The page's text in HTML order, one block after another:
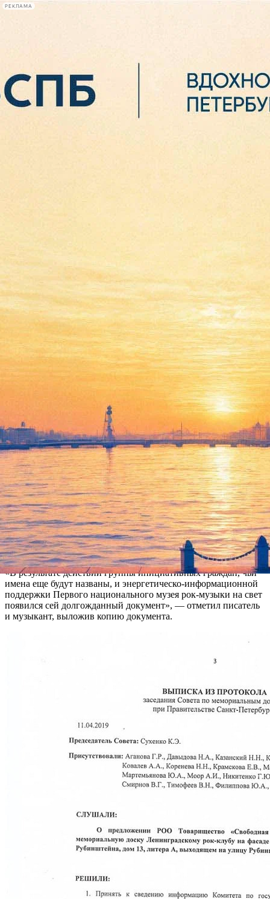
РЕКЛАМА
Сегодня:
2026.08.06
23:36
На Рубинштейна появится
мемориальная доска в
память о Лениградском рок-
клубе. Ее официально
согласовали
Версия для печати
Совет по мемориальным доскам при правительстве Санкт-
Петербурга дал добро на установку памятного знака на доме
13 литера А по улице Рубинштейна. Мемориальная доска
появится на фасаде здания, на ней будет написано: «В этом
здании с 1981 по 1991 год работал Ленинградский рок-клуб».
Об этом сообщил в соцсетях основатель музея «Реалии
русского рока» Владимир Рекшан.
«В результате действий группы инициативных граждан, чьи
имена еще будут названы, и энергетическо-информационной
поддержки Первого национального музея рок-музыки на свет
появился сей долгожданный документ», — отметил писатель
и музыкант, выложив копию документа.